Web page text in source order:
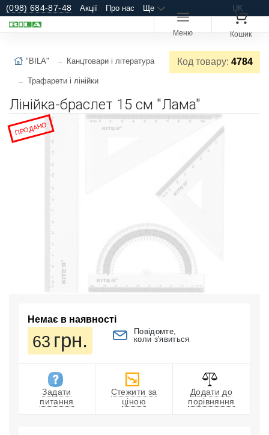
(098) 684-87-48 Акції Про нас Ще UK
Меню Кошик
Код товару: 4784
"BILA" Канцтовари і література
Трафарети і лінійки
Лінійка-браслет 15 см "Лама"
ПРОДАНО
Немає в наявності
63 грн.
Повідомте,
коли з'явиться
Задати
питання
Стежити за
ціною
Додати до
порівняння